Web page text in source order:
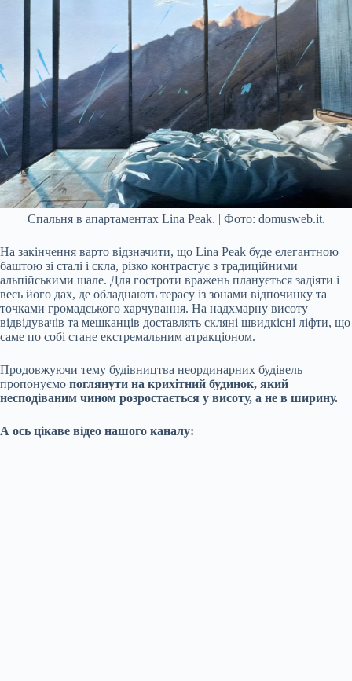
Спальня в апартаментах Lina Peak. | Фото: domusweb.it.
На закінчення варто відзначити, що Lina Peak буде елегантною
баштою зі сталі і скла, різко контрастує з традиційними
альпійськими шале. Для гостроти вражень планується задіяти і
весь його дах, де обладнають терасу із зонами відпочинку та
точками громадського харчування. На надхмарну висоту
відвідувачів та мешканців доставлять скляні швидкісні ліфти, що
саме по собі стане екстремальним атракціоном.
Продовжуючи тему будівництва неординарних будівель
пропонуємо поглянути на крихітний будинок, який
несподіваним чином розростається у висоту, а не в ширину.
А ось цікаве відео нашого каналу: